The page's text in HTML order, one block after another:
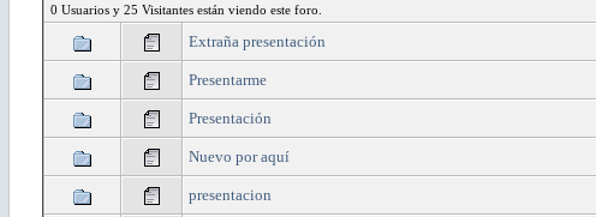
0 Usuarios y 25 Visitantes están viendo este foro.
Extraña presentación
Presentarme
Presentación
Nuevo por aquí
presentacion